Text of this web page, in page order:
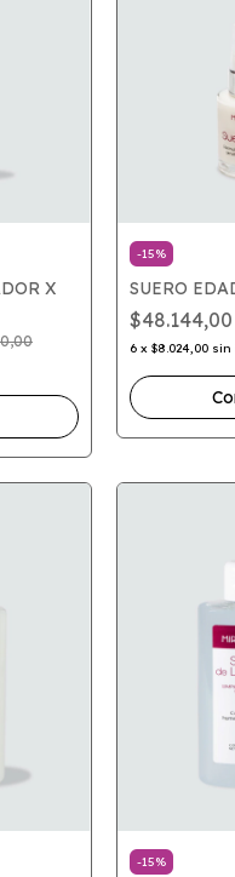
X
-15%
SUERO
$48.144,00
6 x $8.024,00 sin
-15%